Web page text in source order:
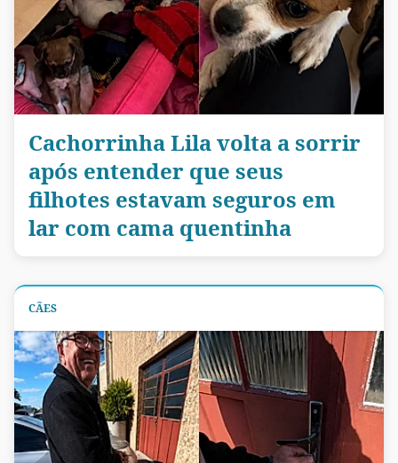
Cachorrinha Lila volta a sorrir
após entender que seus
filhotes estavam seguros em
lar com cama quentinha
CÃES